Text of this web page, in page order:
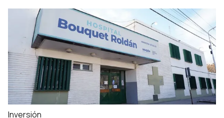
Inversión